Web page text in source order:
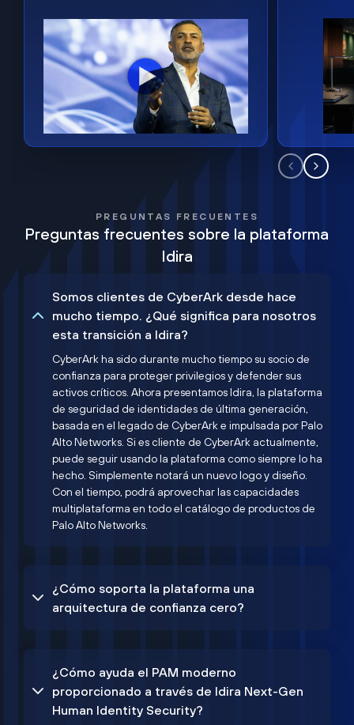
PREGUNTAS FRECUENTES
Preguntas frecuentes sobre la plataforma
Idira
Somos clientes de CyberArk desde hace
mucho tiempo. ¿Qué significa para nosotros
esta transición a Idira?
CyberArk ha sido durante mucho tiempo su socio de
confianza para proteger privilegios y defender sus
activos críticos. Ahora presentamos Idira, la plataforma
de seguridad de identidades de última generación,
basada en el legado de CyberArk e impulsada por Palo
Alto Networks. Si es cliente de CyberArk actualmente,
puede seguir usando la plataforma como siempre lo ha
hecho. Simplemente notará un nuevo logo y diseño.
Con el tiempo, podrá aprovechar las capacidades
multiplataforma en todo el catálogo de productos de
Palo Alto Networks.
¿Cómo soporta la plataforma una
arquitectura de confianza cero?
¿Cómo ayuda el PAM moderno
proporcionado a través de Idira Next-Gen
Human Identity Security?